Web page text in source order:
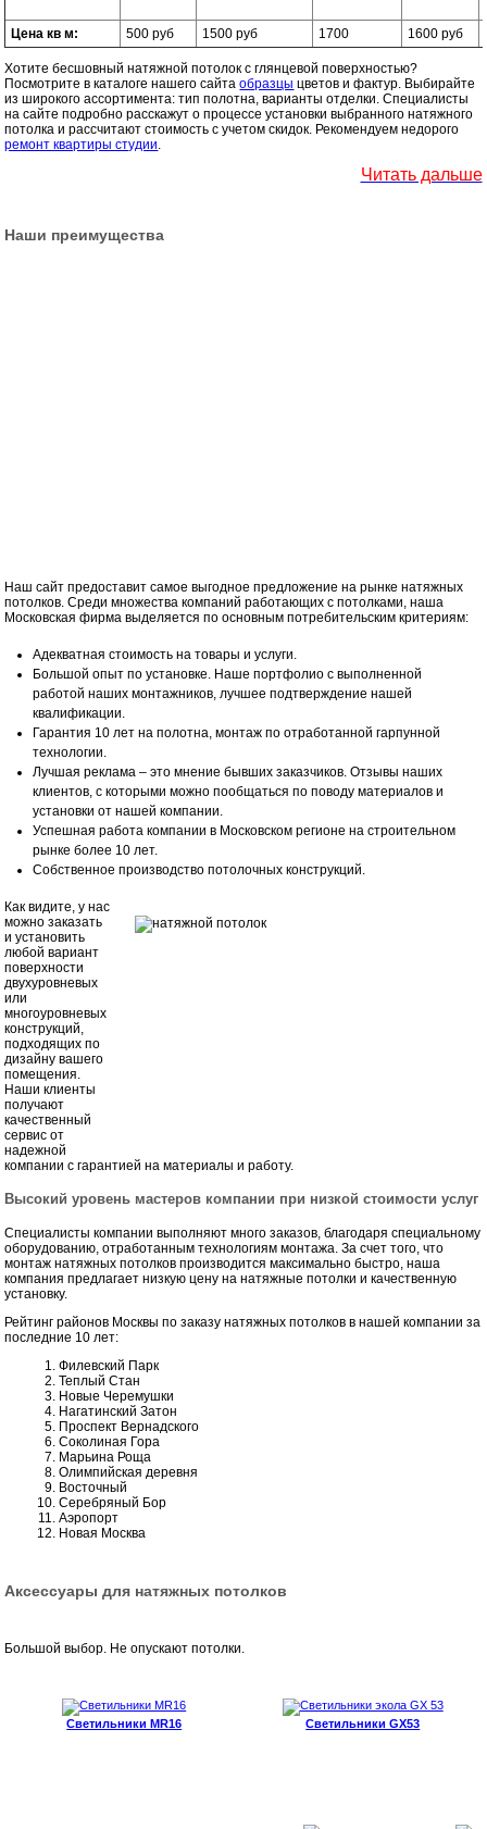
Цена кв м: 500 руб 1500 руб 1700 1600 руб
Хотите бесшовный натяжной потолок с глянцевой поверхностью?
Посмотрите в каталоге нашего сайтаобразцы цветов и фактур. Выбирайте
из широкого ассортимента: тип полотна, варианты отделки. Специалисты
на сайте подробно расскажут о процессе установки выбранного натяжного
потолка и рассчитают стоимость с учетом скидок. Рекомендуем недорого
ремонт квартиры студии.
Читать дальше
Наши преимущества
Наш сайт предоставит самое выгодное предложение на рынке натяжных
потолков. Среди множества компаний работающих с потолками, наша
Московская фирма выделяется по основным потребительским критериям:
Адекватная стоимость на товары и услуги.
Большой опыт по установке. Наше портфолио с выполненной
работой наших монтажников, лучшее подтверждение нашей
квалификации.
Гарантия 10 лет на полотна, монтаж по отработанной гарпунной
технологии.
Лучшая реклама – это мнение бывших заказчиков. Отзывы наших
клиентов, с которыми можно пообщаться по поводу материалов и
установки от нашей компании.
Успешная работа компании в Московском регионе на строительном
рынке более 10 лет.
Собственное производство потолочных конструкций.
Как видите, у нас
можно заказать
и установить
любой вариант
поверхности
двухуровневых
или
многоуровневых
конструкций,
подходящих по
дизайну вашего
помещения.
Наши клиенты
получают
качественный
сервис от
надежной
компании с гарантией на материалы и работу.
Высокий уровень мастеров компании при низкой стоимости услуг
Специалисты компании выполняют много заказов, благодаря специальному
оборудованию, отработанным технологиям монтажа. За счет того, что
монтаж натяжных потолков производится максимально быстро, наша
компания предлагает низкую цену на натяжные потолки и качественную
установку.
Рейтинг районов Москвы по заказу натяжных потолков в нашей компании за
последние 10 лет:
Филевский Парк
Теплый Стан
Новые Черемушки
Нагатинский Затон
Проспект Вернадского
Соколиная Гора
Марьина Роща
Олимпийская деревня
Восточный
Серебряный Бор
Аэропорт
Новая Москва
Аксессуары для натяжных потолков
Большой выбор. Не опускают потолки.
Светильники MR16 Светильники GX53